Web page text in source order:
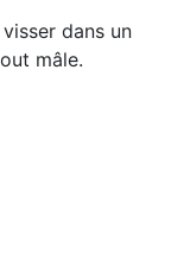
dans un
mâle.